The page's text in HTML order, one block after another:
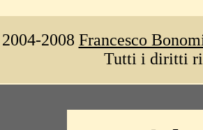
2008 Francesco
Tutti i diritti